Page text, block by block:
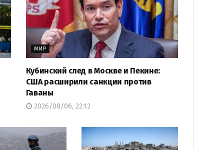
МИР
Кубинский след в Москве и Пекине:
США расширили санкции против
Гаваны
2026/08/06, 22:12